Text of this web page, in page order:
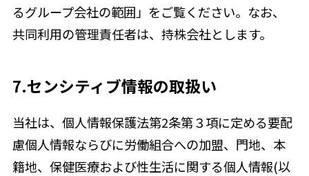
るグループ会社の範囲」をご覧ください。なお、
共同利用の管理責任者は、持株会社とします。
7.センシティブ情報の取扱い
当社は、個人情報保護法第2条第３項に定める要配
慮個人情報ならびに労働組合への加盟、門地、本
籍地、保健医療および性生活に関する個人情報(以